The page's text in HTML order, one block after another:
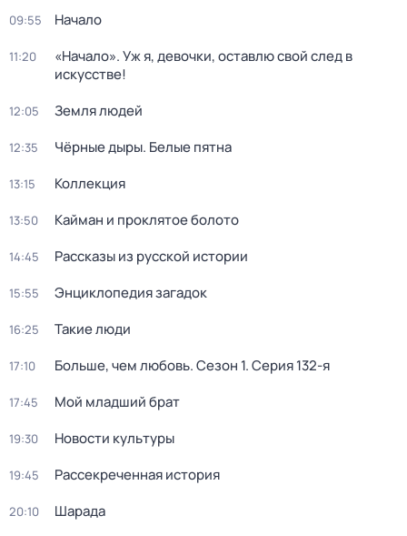
09:55 Начало
11:20
«Начало». Уж я, девочки, оставлю свой след в
искусстве!
12:05 Земля людей
12:35 Чёрные дыры. Белые пятна
13:15 Коллекция
13:50 Кайман и проклятое болото
14:45 Рассказы из русской истории
15:55 Энциклопедия загадок
16:25 Такие люди
17:10 Больше, чем любовь. Сезон 1. Серия 132-я
17:45 Мой младший брат
19:30 Новости культуры
19:45 Рассекреченная история
20:10 Шарада